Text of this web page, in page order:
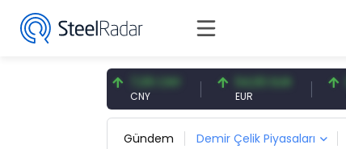
7,09 CNY 54,93 EUR
Gündem Demir Çelik Piyasaları